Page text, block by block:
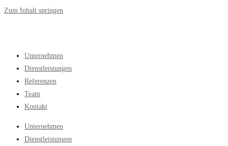
Zum Inhalt springen
Unternehmen
Dienstleistungen
Referenzen
Team
Kontakt
Unternehmen
Dienstleistungen